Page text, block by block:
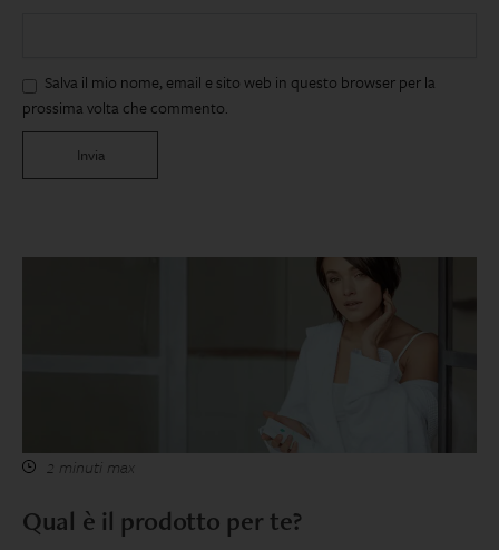
Salva il mio nome, email e sito web in questo browser per la
prossima volta che commento.
2 minuti max
Qual è il prodotto per te?